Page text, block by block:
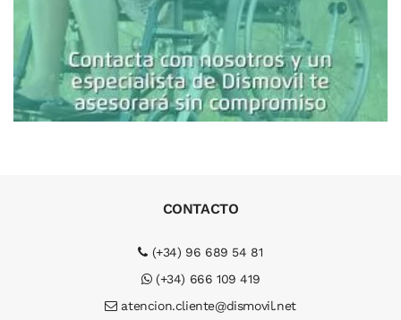
CONTACTO
(+34) 96 689 54 81
(+34) 666 109 419
atencion.cliente@dismovil.net